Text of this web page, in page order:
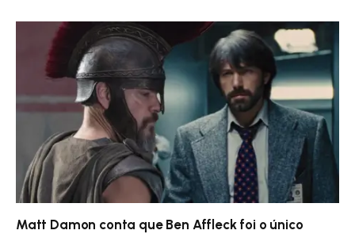
Matt Damon conta que Ben Affleck foi o único